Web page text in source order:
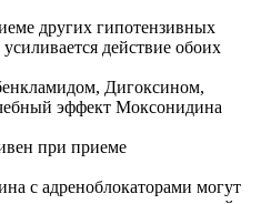
других гипотензивных
действие обоих
Дигоксином,
эффект Моксонидина
при приеме
с адреноблокаторами могут